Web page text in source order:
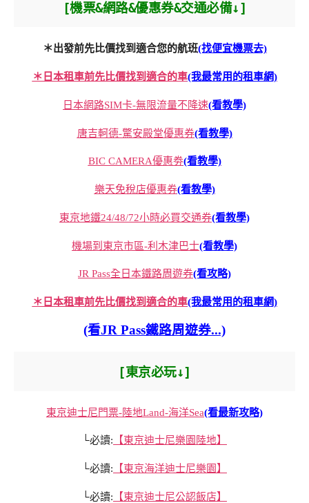
[機票&網路&優惠券&交通必備↓]
＊出發前先比價找到適合您的航班(找便宜機票去)
＊日本租車前先比價找到適合的車(我最常用的租車網)
日本網路SIM卡-無限流量不降速(看教學)
唐吉軻德-驚安殿堂優惠券(看教學)
BIC CAMERA優惠劵(看教學)
樂天免稅店優惠券(看教學)
東京地鐵24/48/72小時必買交通券(看教學)
機場到東京市區-利木津巴士(看教學)
JR Pass全日本鐵路周遊券(看攻略)
＊日本租車前先比價找到適合的車(我最常用的租車網)
(看JR Pass鐵路周遊券...)
[東京必玩↓]
東京迪士尼門票-陸地Land-海洋Sea(看最新攻略)
└必讀: 【東京迪士尼樂園陸地】
└必讀: 【東京海洋迪士尼樂園】
└必讀: 【東京迪士尼公認飯店】